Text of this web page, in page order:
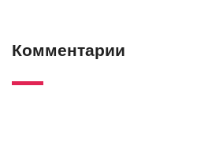
Комментарии